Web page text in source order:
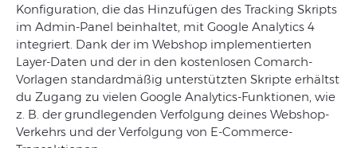
Konfiguration, die das Hinzufügen des Tracking Skripts
im Admin-Panel beinhaltet, mit Google Analytics 4
integriert. Dank der im Webshop implementierten
Layer-Daten und der in den kostenlosen Comarch-
Vorlagen standardmäßig unterstützten Skripte erhältst
du Zugang zu vielen Google Analytics-Funktionen, wie
z. B. der grundlegenden Verfolgung deines Webshop-
Verkehrs und der Verfolgung von E-Commerce-